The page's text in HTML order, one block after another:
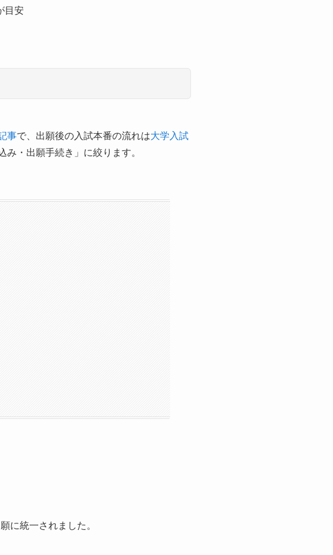
目安
事で、出願後の入試本番の流れは大学入試
・出願手続き」に絞ります。
に統一されました。